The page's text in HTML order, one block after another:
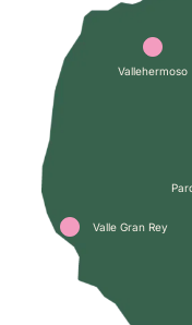
1 Valle Gran Rey
Vallehermoso